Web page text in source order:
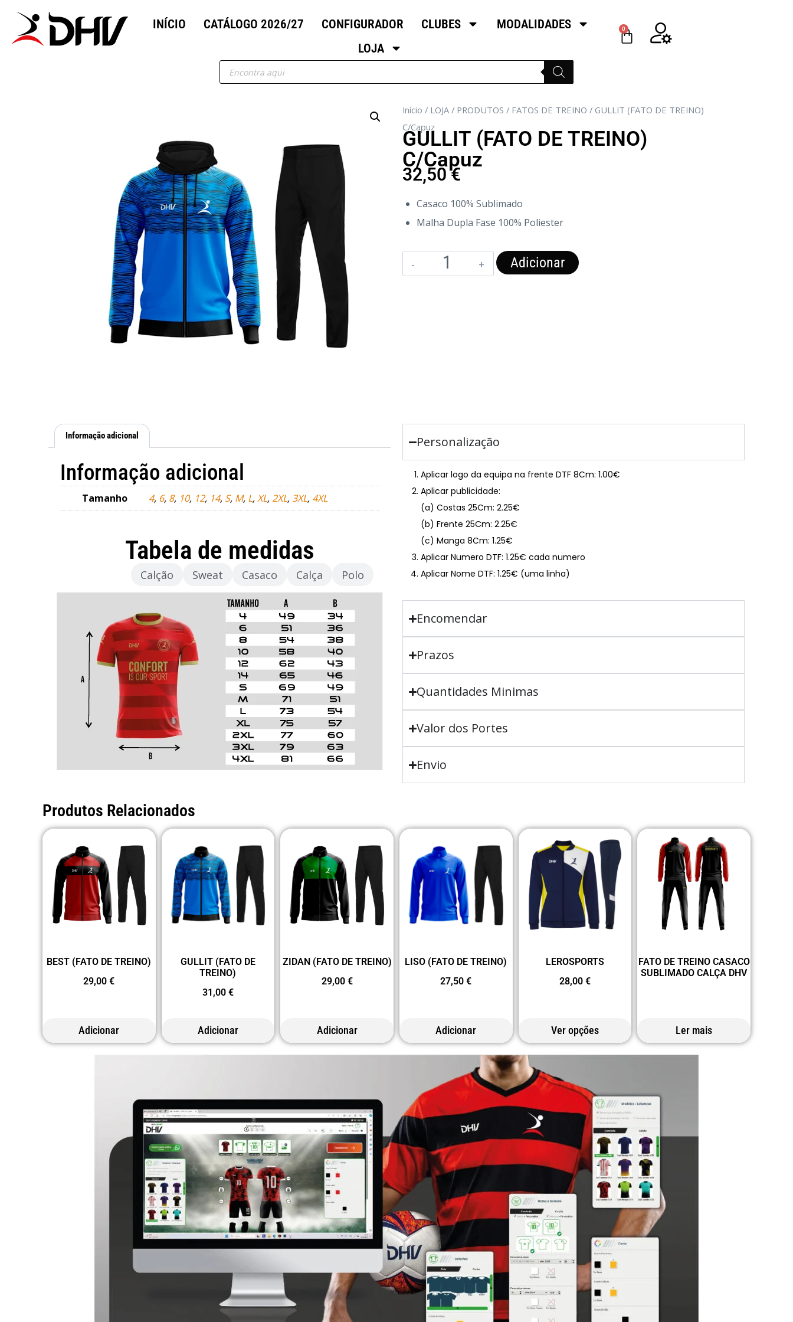
INÍCIO CATÁLOGO 2026/27 CONFIGURADOR CLUBES
MODALIDADES
LOJA
0
Início / LOJA / PRODUTOS / FATOS DE TREINO / GULLIT (FATO DE TREINO)
C/Capuz
GULLIT (FATO DE TREINO)
C/Capuz
32,50€
Casaco 100% Sublimado
Malha Dupla Fase 100% Poliester
Adicionar
Informação adicional
Informação adicional
Tamanho 4, 6, 8, 10, 12, 14, S, M, L,XL, 2XL, 3XL, 4XL
Tabela de medidas
Calção Sweat Casaco Calça Polo
Personalização
Aplicar logo da equipa na frente DTF 8Cm: 1.00€
Aplicar publicidade:
(a) Costas 25Cm: 2.25€
(b) Frente 25Cm: 2.25€
(c) Manga 8Cm: 1.25€
Aplicar Numero DTF: 1.25€ cada numero
Aplicar Nome DTF: 1.25€ (uma linha)
Encomendar
Prazos
Quantidades Minimas
Valor dos Portes
Envio
Produtos Relacionados
BEST (FATO DE TREINO)
29,00€
Adicionar
GULLIT (FATO DE
TREINO)
31,00 €
Adicionar
ZIDAN (FATO DE TREINO)
29,00 €
Adicionar
LISO (FATO DE TREINO)
27,50€
Adicionar
LEROSPORTS
28,00 €
Ver opções
FATO DE TREINO CASACO
SUBLIMADO CALÇA DHV
Ler mais